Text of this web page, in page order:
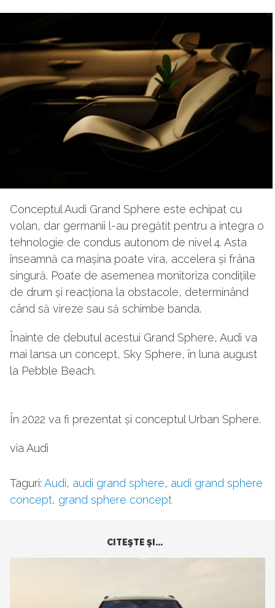
Conceptul Audi Grand Sphere este echipat cu
volan, dar germanii l-au pregătit pentru a integra o
tehnologie de condus autonom de nivel 4. Asta
înseamnă ca mașina poate vira, accelera și frâna
singură. Poate de asemenea monitoriza condițiile
de drum și reacționa la obstacole, determinând
când să vireze sau să schimbe banda.
Înainte de debutul acestui Grand Sphere, Audi va
mai lansa un concept, Sky Sphere, în luna august
la Pebble Beach.
În 2022 va fi prezentat și conceptul Urban Sphere.
via Audi
Taguri: Audi, audi grand sphere, audi grand sphere
concept, grand sphere concept
CITEŞTE ŞI...